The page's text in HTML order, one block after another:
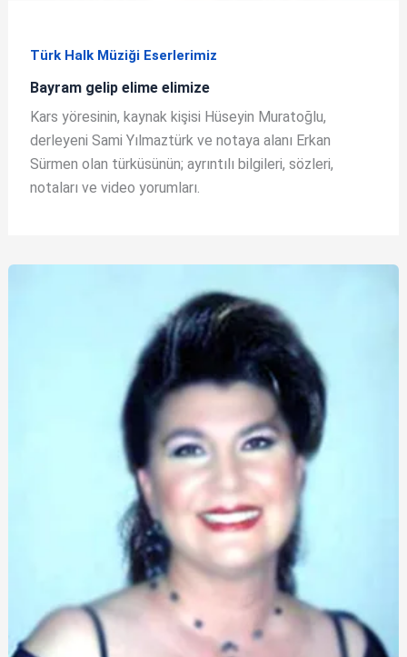
Türk Halk Müziği Eserlerimiz
Bayram gelip elime elimize
Kars yöresinin, kaynak kişisi Hüseyin Muratoğlu,
derleyeni Sami Yılmaztürk ve notaya alanı Erkan
Sürmen olan türküsünün; ayrıntılı bilgileri, sözleri,
notaları ve video yorumları.